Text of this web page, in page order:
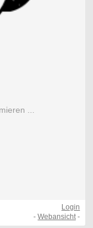
...
Login
-Webansicht-